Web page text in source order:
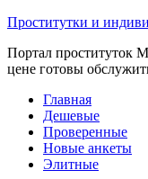
Проститутки и
Портал проституток
цене готовы
Главная
Дешевые
Проверенные
Новые анкеты
Элитные